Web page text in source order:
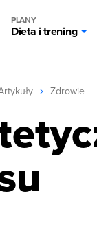
PLANY
Dieta i trening
Zdrowie